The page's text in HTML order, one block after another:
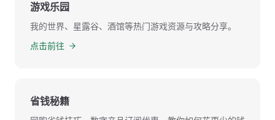
游戏乐园
我的世界、星露谷、酒馆等热门游戏资源与攻略分享。
点击前往
省钱秘籍